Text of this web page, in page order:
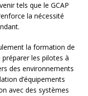
tels que le GCAP
la nécessité
la formation de
préparer les pilotes à
des environnements
d’équipements
avec des systèmes